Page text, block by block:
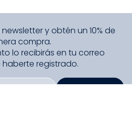
y obtén un 10% de
compra.
lo recibirás en tu correo
registrado.
SUSCRIBIRME